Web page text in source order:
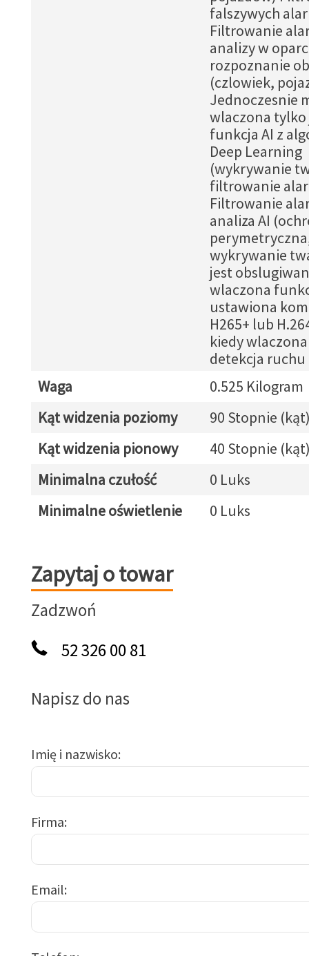
falszywych
Filtrowanie
analizy w
rozpoznanie
(czlowiek,
Jednoczesnie
wlaczona tylko
funkcja AI z
Deep Learning
(wykrywanie
filtrowanie
Filtrowanie
analiza AI
wykrywanie
jest
wlaczona
ustawiona
H265+ lub
kiedy
detekcja ruchu
Waga
0.525 Kilogram
Kąt widzenia poziomy
90 Stopnie
Kąt widzenia pionowy
40 Stopnie
Minimalna czułość
0 Luks
Minimalne oświetlenie
0 Luks
Zapytaj o towar
Zapytaj o towar
Zadzwoń
52 326 00 81
Napisz do nas
Imię i nazwisko
Firma
Email